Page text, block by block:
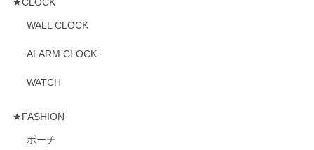
★CLOCK
WALL CLOCK
ALARM CLOCK
WATCH
★FASHION
ポーチ